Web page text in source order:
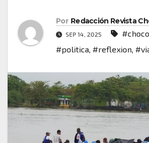
Por Redacción Revista
SEP 14, 2025 #choco
#politica, #reflexion,